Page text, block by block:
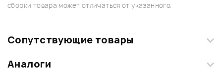
сборки товара может отличаться от указанного.
Сопутствующие товары
Аналоги